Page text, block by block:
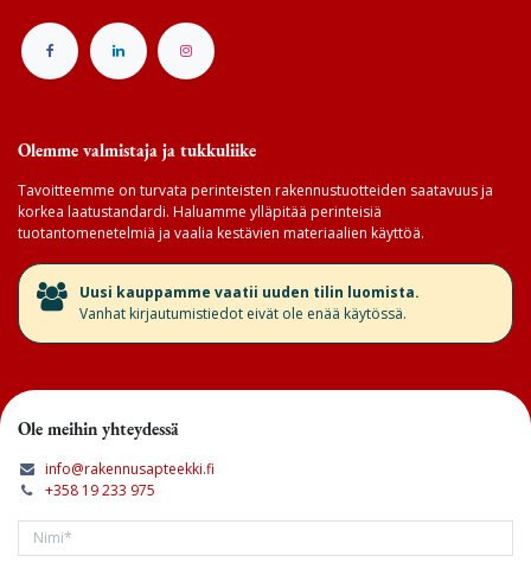
Olemme valmistaja ja tukkuliike
Tavoitteemme on turvata perinteisten rakennustuotteiden saatavuus ja
korkea laatustandardi. Haluamme ylläpitää perinteisiä
tuotantomenetelmiä ja vaalia kestävien materiaalien käyttöä.
​Uusi kauppamme vaatii uuden tilin luomista.
Vanhat kirjautumistiedot eivät ole enää käytössä.
Ole meihin yhteydessä
info@rakennusapteekki.fi
+358 19 233 975